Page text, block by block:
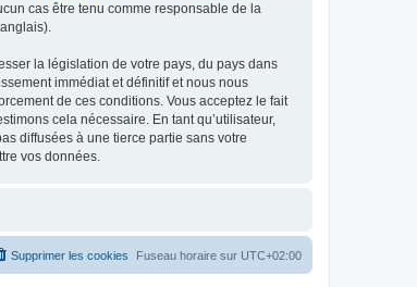
cas être tenu comme responsable de la
la législation de votre pays, du pays dans
immédiat et définitif et nous nous
de ces conditions. Vous acceptez le fait
cela nécessaire. En tant qu’utilisateur,
diffusées à une tierce partie sans votre
vos données.
Fuseau horaire sur UTC+02:00
Supprimer les cookies